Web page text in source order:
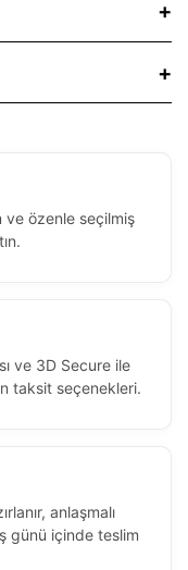
özenle seçilmiş
ve 3D Secure ile
taksit seçenekleri.
anlaşmalı
günü içinde teslim